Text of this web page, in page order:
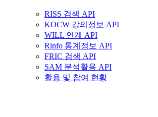
RISS 검색 API
KOCW 강의정보 API
WILL 연계 API
Rinfo 통계정보 API
FRIC 검색 API
SAM 분석활용 API
활용 및 참여 현황